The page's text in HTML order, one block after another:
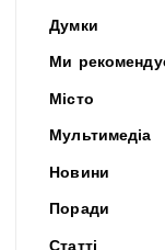
Думки
Ми
Місто
Мультимедіа
Новини
Поради